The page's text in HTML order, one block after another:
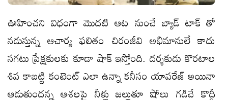
ఊహించని విధంగా మొదటి ఆట నుంచే బ్యాడ్ టాక్ తో
నడుస్తున్న ఆచార్య ఫలితం చిరంజీవి అభిమానులే కాదు
సగటు ప్రేక్షకులకు కూడా షాక్ ఇస్తోంది. దర్శకుడు కొరటాల
శివ కాబట్టి కంటెంట్ ఎలా ఉన్నా కనీసం యావరేజ్ అయినా
ఆడుతుందన్న ఆశలపై నీళ్లు జల్లుతూ షోలు గడిచే కొద్దీ